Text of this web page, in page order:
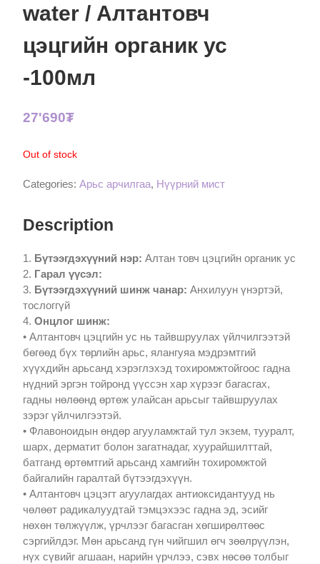
water / Алтантовч
цэцгийн органик ус
-100мл
27'690₮
Out of stock
Categories: Арьс арчилгаа, Нүүрний мист
Description
1. Бүтээгдэхүүний нэр: Алтан товч цэцгийн органик ус
2. Гарал үүсэл:
3. Бүтээгдэхүүний шинж чанар: Анхилуун үнэртэй,
тослоггүй
4. Онцлог шинж:
• Алтантовч цэцгийн ус нь тайвшруулах үйлчилгээтэй
бөгөөд бүх төрлийн арьс, ялангуяа мэдрэмтгий
хүүхдийн арьсанд хэрэглэхэд тохиромжтойгоос гадна
нүдний эргэн тойронд үүссэн хар хүрээг багасгах,
гадны нөлөөнд өртөж улайсан арьсыг тайвшруулах
зэрэг үйлчилгээтэй.
• Флавоноидын өндөр агууламжтай тул экзем, тууралт,
шарх, дерматит болон загатнадаг, хуурайшилттай,
батганд өртөмтгий арьсанд хамгийн тохиромжтой
байгалийн гаралтай бүтээгдэхүүн.
• Алтантовч цэцэгт агуулагдах антиоксидантууд нь
чөлөөт радикалуудтай тэмцэхээс гадна эд, эсийг
нөхөн төлжүүлж, үрчлээг багасган хөгширөлтөөс
сэргийлдэг. Мөн арьсанд гүн чийгшил өгч зөөлрүүлэн,
нүх сүвийг агшаан, нарийн үрчлээ, сэвх нөсөө толбыг